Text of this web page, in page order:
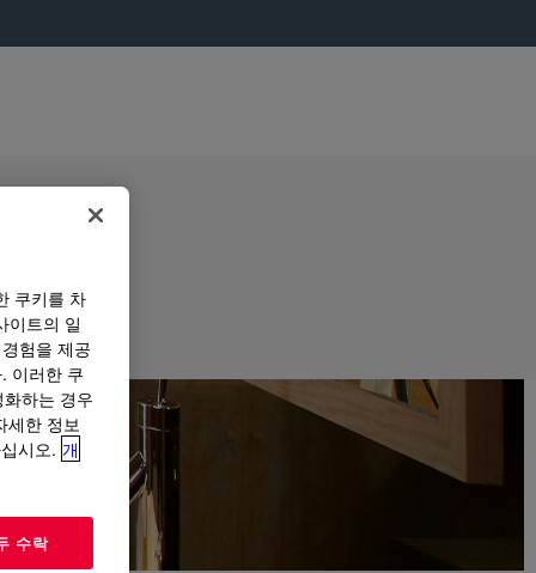
쿠키를 차
이트의 일
험을 제공
이러한 쿠
하는 경우
세한 정보
시오. 개
수락